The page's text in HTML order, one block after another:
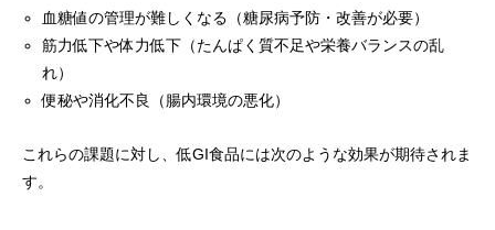
血糖値の管理が難しくなる（糖尿病予防・改善が必要）
筋力低下や体力低下（たんぱく質不足や栄養バランスの乱
れ）
便秘や消化不良（腸内環境の悪化）
これらの課題に対し、低GI食品には次のような効果が期待されま
す。